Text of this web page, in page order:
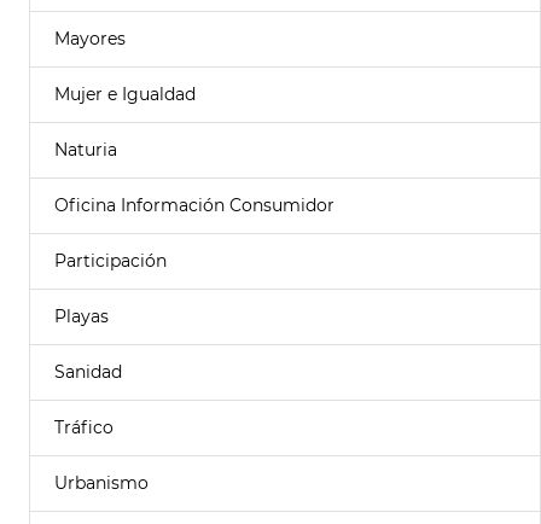
Mayores
Mujer e Igualdad
Naturia
Oficina Información Consumidor
Participación
Playas
Sanidad
Tráfico
Urbanismo